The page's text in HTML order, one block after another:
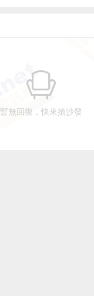
暫無回復，快來搶沙發